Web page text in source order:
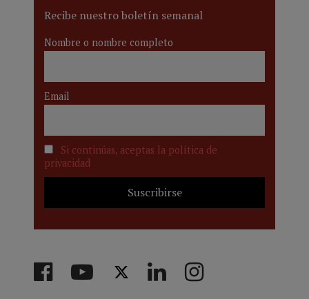
Recibe nuestro boletín semanal
Nombre o nombre completo
Email
Si continúas, aceptas la política de
privacidad